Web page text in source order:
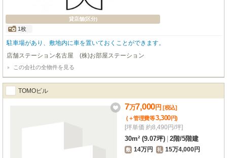
貸店舗(区分)
1枚
駐車場があり、敷地内に車を置いておくことができます。
店舗ステーション名古屋 (株)お部屋ステーション
この会社の全物件を見る
TOMOビル
7万7,000円 [税込]
(＋管理費等3,300円)
[坪単価 約8,490円/坪]
30m² (9.07坪) 2階/5階建
敷 14万円 礼 15万4,000円